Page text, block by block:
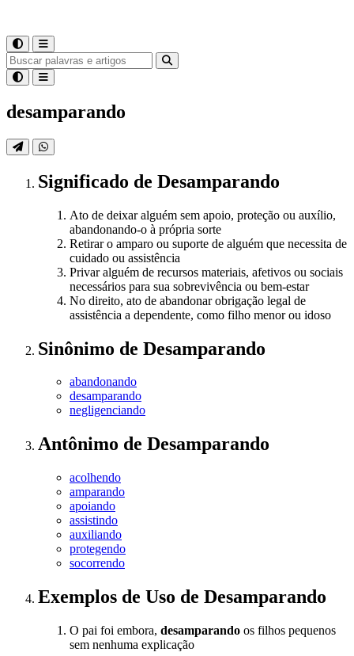
desamparando
Significado de Desamparando
Ato de deixar alguém sem apoio, proteção ou auxílio,
abandonando-o à própria sorte
Retirar o amparo ou suporte de alguém que necessita de
cuidado ou assistência
Privar alguém de recursos materiais, afetivos ou sociais
necessários para sua sobrevivência ou bem-estar
No direito, ato de abandonar obrigação legal de
assistência a dependente, como filho menor ou idoso
Sinônimo de Desamparando
abandonando
desamparando
negligenciando
Antônimo de Desamparando
acolhendo
amparando
apoiando
assistindo
auxiliando
protegendo
socorrendo
Exemplos de Uso de Desamparando
O pai foi embora, desamparando os filhos pequenos
sem nenhuma explicação